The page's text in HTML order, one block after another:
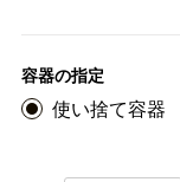
容器の指定
使い捨て容器